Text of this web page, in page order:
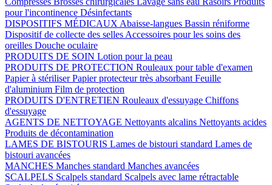
pour l'incontinence Désinfectants
DISPOSITIFS MÉDICAUX Abaisse-langues Bassin réniforme
Dispositif de collecte des selles Accessoires pour les soins des
oreilles Douche oculaire
PRODUITS DE SOIN Lotion pour la peau
PRODUITS DE PROTECTION Rouleaux pour table d'examen
Papier à stériliserPapier protecteur très absorbant Feuille
d'aluminium Film de protection
PRODUITS D'ENTRETIEN Rouleaux d'essuyage Chiffons
d'essuyage
AGENTS DE NETTOYAGE Nettoyants alcalins Nettoyants acides
Produits de décontamination
LAMES DE BISTOURIS Lames de bistouri standard Lames de
bistouri avancées
MANCHES Manches standard Manches avancées
SCALPELS Scalpels standard Scalpels avec lame rétractable